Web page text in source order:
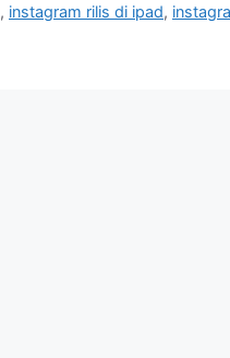
, instagram rilis di ipad,